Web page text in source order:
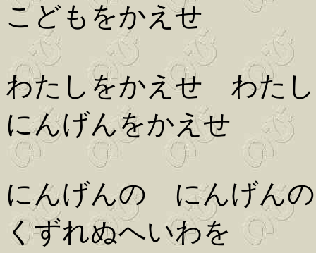
こどもをかえせ
わたしをかえせ わた
にんげんをかえせ
にんげんの にんげん
くずれぬへいわを